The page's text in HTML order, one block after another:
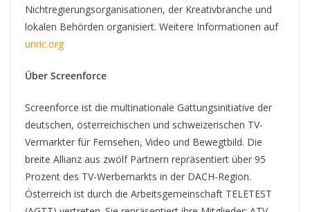
Nichtregierungsorganisationen, der Kreativbranche und
lokalen Behörden organisiert. Weitere Informationen auf
unric.org
Über Screenforce
Screenforce ist die multinationale Gattungsinitiative der
deutschen, österreichischen und schweizerischen TV-
Vermarkter für Fernsehen, Video und Bewegtbild. Die
breite Allianz aus zwölf Partnern repräsentiert über 95
Prozent des TV-Werbemarkts in der DACH-Region.
Österreich ist durch die Arbeitsgemeinschaft TELETEST